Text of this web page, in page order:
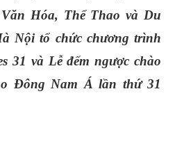
Hóa, Thể Thao và Du
Nội tổ chức chương trình
31 và Lễ đếm ngược chào
Đông Nam Á lần thứ 31